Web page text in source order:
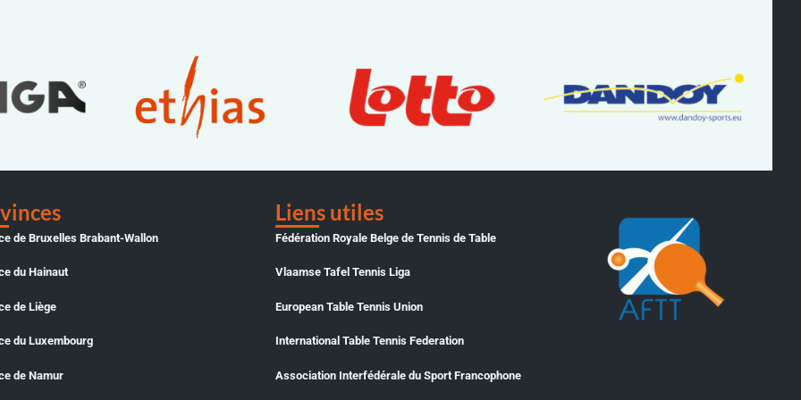
de Bruxelles Brabant-Wallon
du Hainaut
de Liège
du Luxembourg
de Namur
Liens utiles
Fédération Royale Belge de Tennis de Table
Vlaamse Tafel Tennis Liga
European Table Tennis Union
International Table Tennis Federation
Association Interfédérale du Sport Francophone